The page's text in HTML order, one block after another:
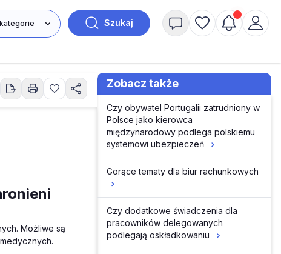
Szukaj
Możliwe są
Zobacz także
Czy obywatel Portugalii zatrudniony w
Polsce jako kierowca
międzynarodowy podlega polskiemu
systemowi ubezpieczeń
Gorące tematy dla biur rachunkowych
Czy dodatkowe świadczenia dla
pracowników delegowanych
podlegają oskładkowaniu